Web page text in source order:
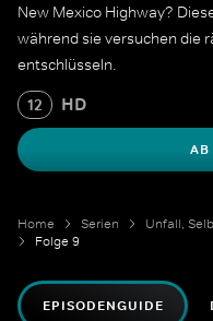
New Mexico Highway?
während sie versuchen die
entschlüsseln.
12 HD
Home Serien Unfall,
Folge 9
EPISODENGUIDE